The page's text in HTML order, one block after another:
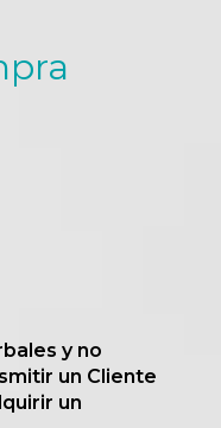
y no
un Cliente
un